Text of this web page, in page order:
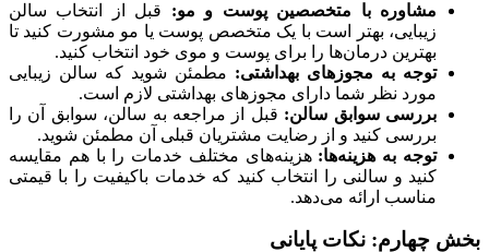
مشاوره با متخصصین پوست و مو: قبل از انتخاب سالن
زیبایی، بهتر است با یک متخصص پوست یا مو مشورت کنید تا
بهترین درمان‌ها را برای پوست و موی خود انتخاب کنید.
توجه به مجوزهای بهداشتی: مطمئن شوید که سالن زیبایی
مورد نظر شما دارای مجوزهای بهداشتی لازم است.
بررسی سوابق سالن: قبل از مراجعه به سالن، سوابق آن را
بررسی کنید و از رضایت مشتریان قبلی آن مطمئن شوید.
توجه به هزینه‌ها: هزینه‌های مختلف خدمات را با هم مقایسه
کنید و سالنی را انتخاب کنید که خدمات باکیفیت را با قیمتی
مناسب ارائه می‌دهد.
بخش چهارم: نکات پایانی